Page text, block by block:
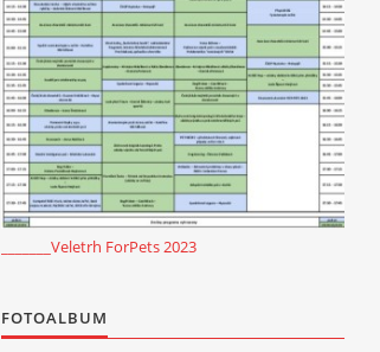
_______Veletrh ForPets 2023
FOTOALBUM